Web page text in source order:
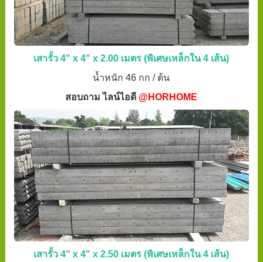
เสารั้ว 4" x 4" x 2.00 เมตร (พิเศษเหล็กใน 4 เส้น)
น้ำหนัก 46 กก / ต้น
สอบถาม ไลน์ไอดี @HORHOME
เสารั้ว 4" x 4" x 2.50 เมตร (พิเศษเหล็กใน 4 เส้น)